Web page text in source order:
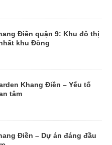
Điền quận 9: Khu đô thị
khu Đông
Khang Điền – Yếu tố
tâm
Điền – Dự án đáng đầu